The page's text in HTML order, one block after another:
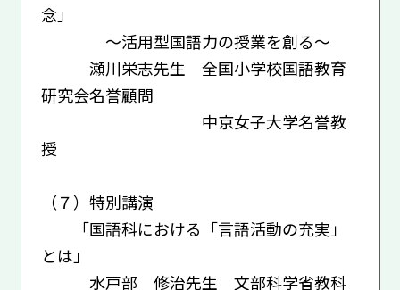
念」
～活用型国語力の授業を創る～
瀬川栄志先生 全国小学校国語教育
研究会名誉顧問
中京女子大学名誉教
授
（７）特別講演
「国語科における「言語活動の充実」
とは」
水戸部 修治先生 文部科学省教科